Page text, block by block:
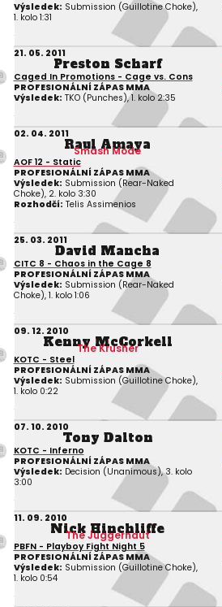
Výsledek: Submission (Guillotine Choke),
1. kolo 1:31
21. 05. 2011
Preston Scharf
Caged In Promotions - Cage vs. Cons
PROFESIONÁLNÍ ZÁPAS MMA
Výsledek: TKO (Punches), 1. kolo 2:35
02. 04. 2011
Raul Amaya
Smash Mode
AOF 12 - Static
PROFESIONÁLNÍ ZÁPAS MMA
Výsledek: Submission (Rear-Naked
Choke), 2. kolo 3:30
Rozhodčí: Telis Assimenios
25. 03. 2011
David Mancha
CITC 8 - Chaos in the Cage 8
PROFESIONÁLNÍ ZÁPAS MMA
Výsledek: Submission (Rear-Naked
Choke), 1. kolo 1:06
09. 12. 2010
Kenny McCorkell
The Krusher
KOTC - Steel
PROFESIONÁLNÍ ZÁPAS MMA
Výsledek: Submission (Guillotine Choke),
1. kolo 0:22
07. 10. 2010
Tony Dalton
KOTC - Inferno
PROFESIONÁLNÍ ZÁPAS MMA
Výsledek: Decision (Unanimous), 3. kolo
3:00
11. 09. 2010
Nick Hinchliffe
The Juggernaut
PBFN - Playboy Fight Night 5
PROFESIONÁLNÍ ZÁPAS MMA
Výsledek: Submission (Guillotine Choke),
1. kolo 0:54